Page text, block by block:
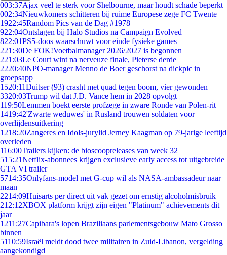
003:37Ajax veel te sterk voor Shelbourne, maar houdt schade beperkt
002:34Nieuwkomers schitteren bij ruime Europese zege FC Twente
1922:45Random Pics van de Dag #1978
922:04Ontslagen bij Halo Studios na Campaign Evolved
822:01PS5-doos waarschuwt voor einde fysieke games
221:30De FOK!Voetbalmanager 2026/2027 is begonnen
221:03Le Court wint na nerveuze finale, Pieterse derde
2220:40NPO-manager Menno de Boer geschorst na dickpic in
groepsapp
1520:11Duitser (93) crasht met quad tegen boom, vier gewonden
3320:03Trump wil dat J.D. Vance hem in 2028 opvolgt
119:50Lemmen boekt eerste profzege in zware Ronde van Polen-rit
1419:42'Zwarte weduwes' in Rusland trouwen soldaten voor
overlijdensuitkering
1218:20Zangeres en Idols-jurylid Jerney Kaagman op 79-jarige leeftijd
overleden
116:00Trailers kijken: de bioscoopreleases van week 32
515:21Netflix-abonnees krijgen exclusieve early access tot uitgebreide
GTA VI trailer
5714:35Onlyfans-model met G-cup wil als NASA-ambassadeur naar
maan
2214:09Huisarts per direct uit vak gezet om ernstig alcoholmisbruik
212:12XBOX platform krijgt zijn eigen "Platinum" achievements dit
jaar
1211:27Capibara's lopen Braziliaans parlementsgebouw Mato Grosso
binnen
5110:59Israël meldt dood twee militairen in Zuid-Libanon, vergelding
aangekondigd